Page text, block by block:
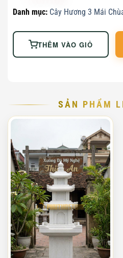
Danh mục: Cây Hương 3 Mái
THÊM VÀO GIỎ
SẢN PHẨM